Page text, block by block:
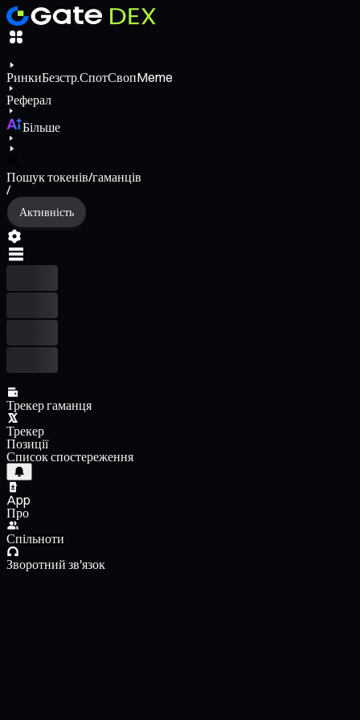
РинкиБезстр.СпотСвопMeme
Реферал
Більше
Пошук токенів/гаманців
/
Активність
Трекер гаманця
Трекер
Позиції
Список спостереження
App
Про
Спільноти
Зворотний зв'язок